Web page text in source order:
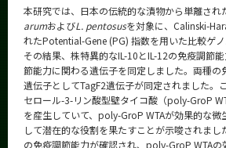
本研究では、日本の伝統的な漬物から単離され
arumおよびL. pentosusを対象に、Calinski-
れたPotential-Gene (PG) 指数を用いた比較ゲノ
その結果、株特異的なIL-10とIL-12の免疫調節
節能力に関わる遺伝子を同定しました。両種の
遺伝子としてTagF2遺伝子が同定されました。
セロール-3-リン酸型壁タイコ酸（poly-GroP
を産生していて、poly-GroP WTAが効果的な微
して潜在的な役割を果たすことが示唆されまし
の免疫調節能力が確認され、poly-GroP WTA